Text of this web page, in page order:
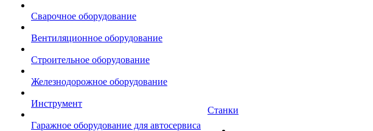
Сварочное оборудование
Вентиляционное оборудование
Строительное оборудование
Железнодорожное оборудование
Инструмент
Гаражное оборудование для автосервиса
Станки